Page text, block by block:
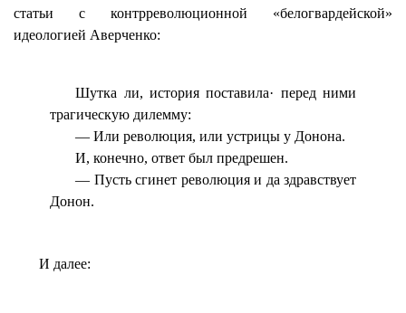
статьи с контрреволюционной «белогвардейской»
идеологией Аверченко:
Шутка ли, история поставила· перед ними
трагическую дилемму:
— Или революция, или устрицы у Донона.
И, конечно, ответ был предрешен.
— Пусть сгинет революция и да здравствует
Донон.
И далее: